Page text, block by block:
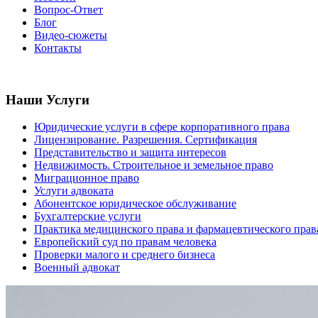
Вопрос-Ответ
Блог
Видео-сюжеты
Контакты
Наши Услуги
Юридические услуги в сфере корпоративного права
Лицензирование. Разрешения. Сертификация
Представительство и защита интересов
Недвижимость. Строительное и земельное право
Миграционное право
Услуги адвоката
Абонентское юридическое обслуживание
Бухгалтерские услуги
Практика медицинского права и фармацевтического
Европейский суд по правам человека
Проверки малого и среднего бизнеса
Военный адвокат